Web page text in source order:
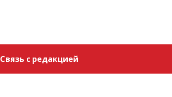
Связь с редакцией